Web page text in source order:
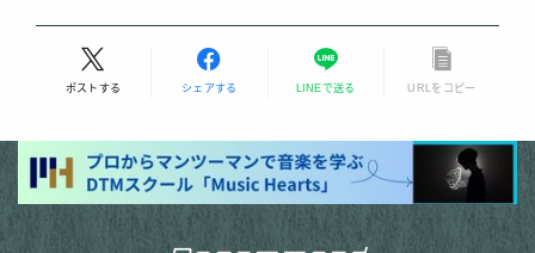
ポストする シェアする LINEで送る URLをコピー